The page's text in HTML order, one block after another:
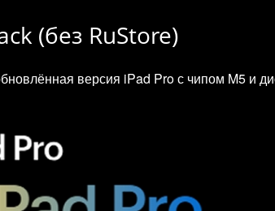
(без RuStore)
версия iPad Pro с чипом M5 и